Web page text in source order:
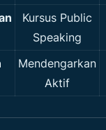
Kursus Public
Speaking
Mendengarkan
Aktif